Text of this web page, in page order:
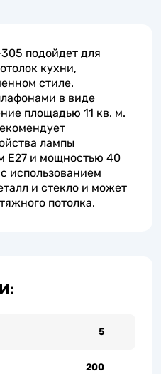
подойдет для
кухни,
стиле.
в виде
площадью 11 кв. м.
лампы
E27 и мощностью 40
использованием
и стекло и может
потолка.
5
200